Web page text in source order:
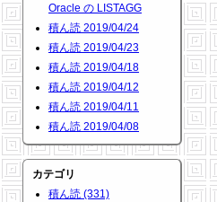
Oracle の LISTAGG
積ん読 2019/04/24
積ん読 2019/04/23
積ん読 2019/04/18
積ん読 2019/04/12
積ん読 2019/04/11
積ん読 2019/04/08
カテゴリ
積ん読 (331)